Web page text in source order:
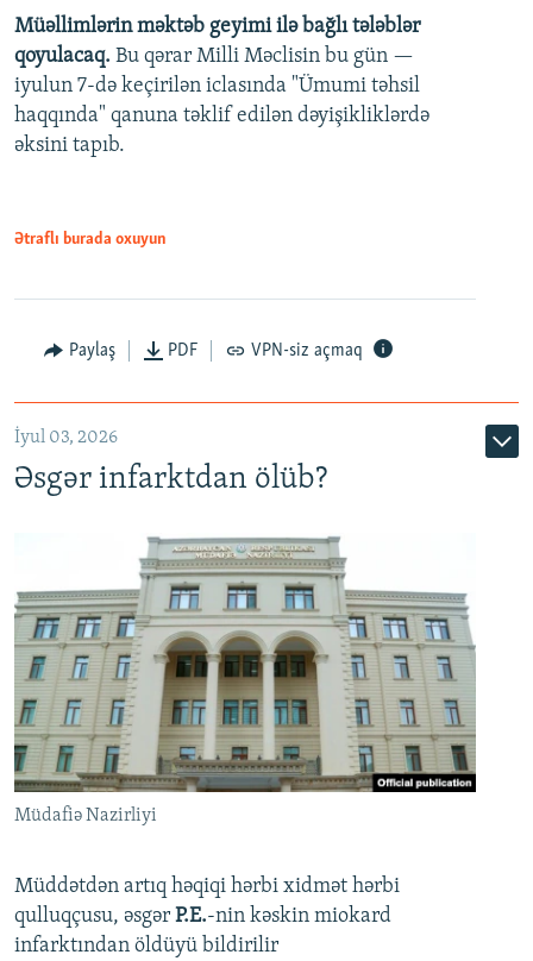
Auto 240p 360p 480p
720p 1080p
360p
480p
720p
Müəllimlərin məktəb geyimi ilə bağlı tələblər
qoyulacaq. Bu qərar Milli Məclisin bu gün —
iyulun 7-də keçirilən iclasında "Ümumi təhsil
haqqında" qanuna təklif edilən dəyişikliklərdə
əksini tapıb.
Ətraflı burada oxuyun
Paylaş PDF VPN-siz açmaq
İyul 03, 2026
Əsgər infarktdan ölüb?
Müdafiə Nazirliyi
Müddətdən artıq həqiqi hərbi xidmət hərbi
qulluqçusu, əsgər P.E.-nin kəskin miokard
infarktından öldüyü bildirilir